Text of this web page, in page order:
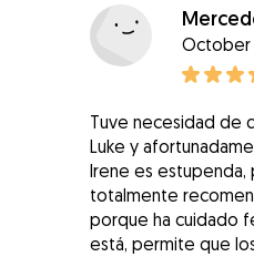
October
Tuve necesidad de
Luke y
Irene es estupenda,
totalmente
porque ha cuidado
está, permite que